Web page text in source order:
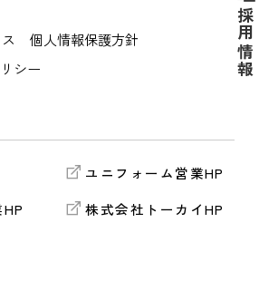
個人情報保護方針
シー
ユニフォーム営業HP
株式会社トーカイHP
採用情報